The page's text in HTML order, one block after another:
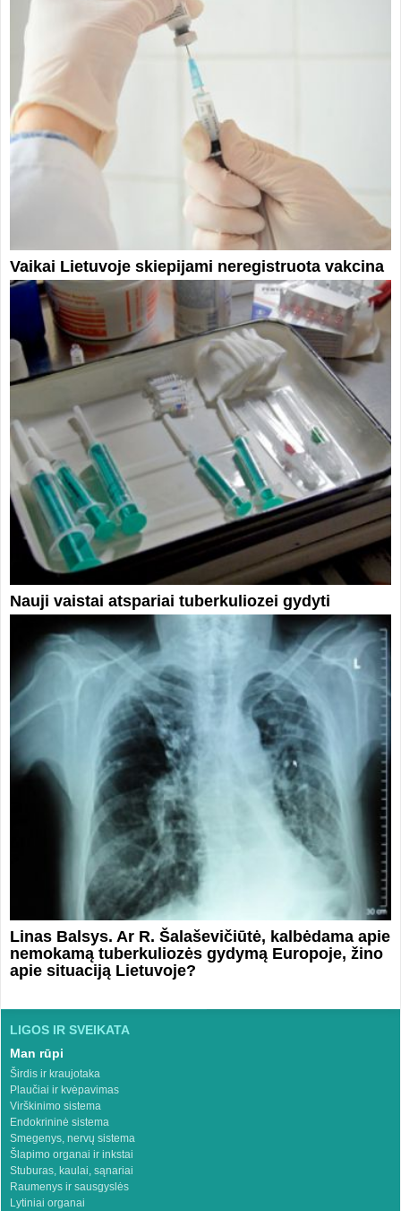
Vaikai Lietuvoje skiepijami neregistruota vakcina
Nauji vaistai atspariai tuberkuliozei gydyti
Linas Balsys. Ar R. Šalaševičiūtė, kalbėdama apie
nemokamą tuberkuliozės gydymą Europoje, žino
apie situaciją Lietuvoje?
LIGOS IR SVEIKATA
Man rūpi
Širdis ir kraujotaka
Plaučiai ir kvėpavimas
Virškinimo sistema
Endokrininė sistema
Smegenys, nervų sistema
Šlapimo organai ir inkstai
Stuburas, kaulai, sąnariai
Raumenys ir sausgyslės
Lytiniai organai